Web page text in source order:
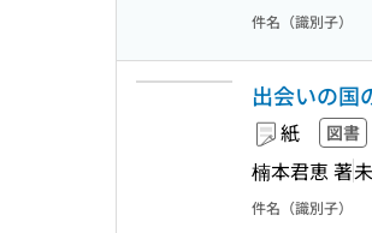
件名（識別子）
出会いの国
紙 図書
楠本君恵 著
件名（識別子）